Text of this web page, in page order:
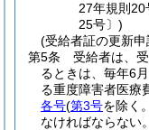
27年規則
25号〕)
(受給者証の更新申
第5条
受給者は、
るときは、毎年6
る重度障害者医療
各号(第3号を除く
なければならない。